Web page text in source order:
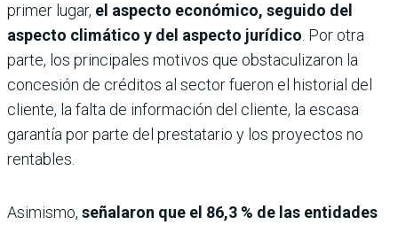
primer lugar, el aspecto económico, seguido del
aspecto climático y del aspecto jurídico . Por otra
parte, los principales motivos que obstaculizaron la
concesión de créditos al sector fueron el historial del
cliente, la falta de información del cliente, la escasa
garantía por parte del prestatario y los proyectos no
rentables.
Asimismo, señalaron que el 86,3 % de las entidades